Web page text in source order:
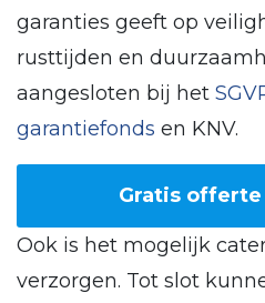
garanties geeft op
rusttijden en
aangesloten bij het
garantiefonds en KNV.
Gratis offerte
Ook is het mogelijk
verzorgen. Tot slot